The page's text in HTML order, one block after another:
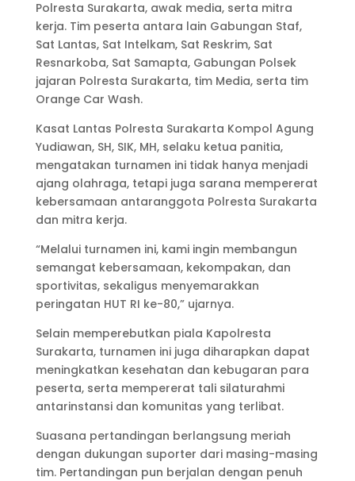
Polresta Surakarta, awak media, serta mitra
kerja. Tim peserta antara lain Gabungan Staf,
Sat Lantas, Sat Intelkam, Sat Reskrim, Sat
Resnarkoba, Sat Samapta, Gabungan Polsek
jajaran Polresta Surakarta, tim Media, serta tim
Orange Car Wash.
Kasat Lantas Polresta Surakarta Kompol Agung
Yudiawan, SH, SIK, MH, selaku ketua panitia,
mengatakan turnamen ini tidak hanya menjadi
ajang olahraga, tetapi juga sarana mempererat
kebersamaan antaranggota Polresta Surakarta
dan mitra kerja.
“Melalui turnamen ini, kami ingin membangun
semangat kebersamaan, kekompakan, dan
sportivitas, sekaligus menyemarakkan
peringatan HUT RI ke-80,” ujarnya.
Selain memperebutkan piala Kapolresta
Surakarta, turnamen ini juga diharapkan dapat
meningkatkan kesehatan dan kebugaran para
peserta, serta mempererat tali silaturahmi
antarinstansi dan komunitas yang terlibat.
Suasana pertandingan berlangsung meriah
dengan dukungan suporter dari masing-masing
tim. Pertandingan pun berjalan dengan penuh